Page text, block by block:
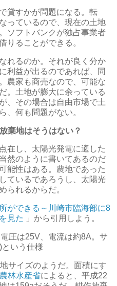
貸すかが問題になる。転
っているので、現在の土地
ソフトバンクが独占事業者
りることができる。
れるのか。それが良く分か
利益が出るのであれば、同
農家も商売なので、可能な
。土地が膨大に余っている
、その場合は自由市場で土
、何も問題がない。
棄地はそうはない？
在し、太陽光発電に適した
然のように書いてあるのだ
能性はある。農地であった
ているであろうし、太陽光
られるからだ。
ができる～川崎市臨海部に8
見た
」から引用しよう。
圧は25V、電流は約8A。サ
いう仕様
サイズのようだ。面積にす
農林水産省によると、平成22